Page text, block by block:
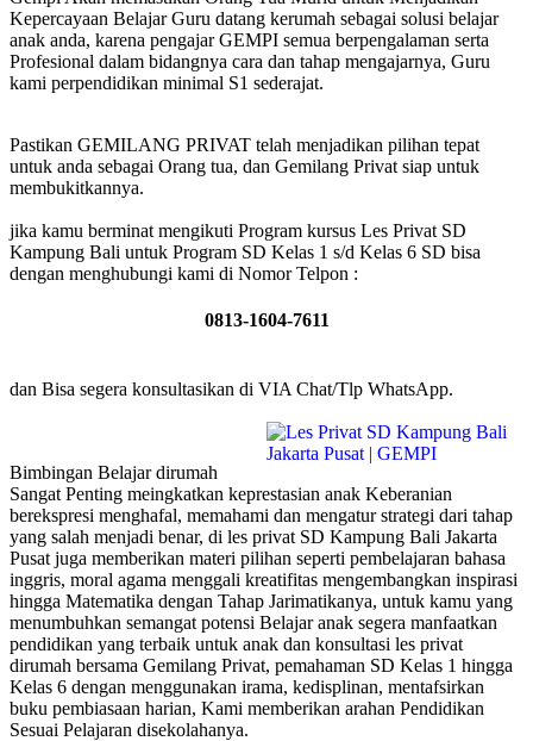
Kepercayaan Belajar Guru datang kerumah sebagai solusi belajar
anak anda, karena pengajar GEMPI semua berpengalaman serta
Profesional dalam bidangnya cara dan tahap mengajarnya, Guru
kami perpendidikan minimal S1 sederajat.
Pastikan GEMILANG PRIVAT telah menjadikan pilihan tepat
untuk anda sebagai Orang tua, dan Gemilang Privat siap untuk
membukitkannya.
jika kamu berminat mengikuti Program kursus Les Privat SD
Kampung Bali untuk Program SD Kelas 1 s/d Kelas 6 SD bisa
dengan menghubungi kami di Nomor Telpon :
0813-1604-7611
dan Bisa segera konsultasikan di VIA Chat/Tlp WhatsApp.
Bimbingan Belajar dirumah
Sangat Penting meingkatkan keprestasian anak Keberanian
berekspresi menghafal, memahami dan mengatur strategi dari tahap
yang salah menjadi benar, di les privat SD Kampung Bali Jakarta
Pusat juga memberikan materi pilihan seperti pembelajaran bahasa
inggris, moral agama menggali kreatifitas mengembangkan inspirasi
hingga Matematika dengan Tahap Jarimatikanya, untuk kamu yang
menumbuhkan semangat potensi Belajar anak segera manfaatkan
pendidikan yang terbaik untuk anak dan konsultasi les privat
dirumah bersama Gemilang Privat, pemahaman SD Kelas 1 hingga
Kelas 6 dengan menggunakan irama, kedisplinan, mentafsirkan
buku pembiasaan harian, Kami memberikan arahan Pendidikan
Sesuai Pelajaran disekolahanya.